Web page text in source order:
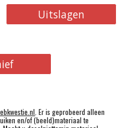
Uitslagen
. Er is geprobeerd alleen
en/of (beeld)materiaal te